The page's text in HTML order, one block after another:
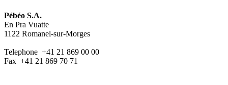
Pébéo S.A.
En Pra Vuatte
1122 Romanel-sur-Morges
Telephone +41 21 869 00 00
Fax +41 21 869 70 71